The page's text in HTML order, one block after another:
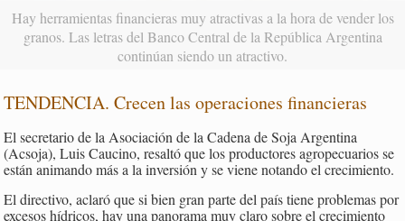
Hay herramientas financieras muy atractivas a la hora de vender los
granos. Las letras del Banco Central de la República Argentina
continúan siendo un atractivo.
TENDENCIA. Crecen las operaciones financieras
El secretario de la Asociación de la Cadena de Soja Argentina
(Acsoja), Luis Caucino, resaltó que los productores agropecuarios se
están animando más a la inversión y se viene notando el crecimiento.
El directivo, aclaró que si bien gran parte del país tiene problemas por
excesos hídricos, hay una panorama muy claro sobre el crecimiento